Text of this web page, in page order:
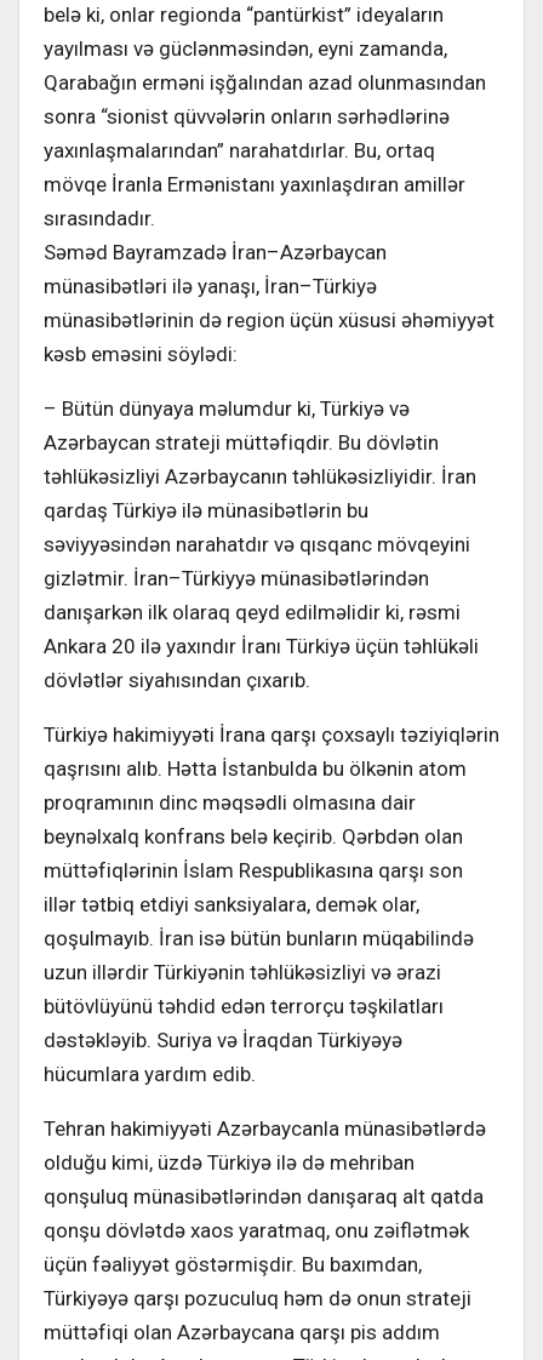
belə ki, onlar regionda “pantürkist” ideyaların
yayılması və güclənməsindən, eyni zamanda,
Qarabağın erməni işğalından azad olunmasından
sonra “sionist qüvvələrin onların sərhədlərinə
yaxınlaşmalarından” narahatdırlar. Bu, ortaq
mövqe İranla Ermənistanı yaxınlaşdıran amillər
sırasındadır.
Səməd Bayramzadə İran–Azərbaycan
münasibətləri ilə yanaşı, İran–Türkiyə
münasibətlərinin də region üçün xüsusi əhəmiyyət
kəsb eməsini söylədi:
– Bütün dünyaya məlumdur ki, Türkiyə və
Azərbaycan strateji müttəfiqdir. Bu dövlətin
təhlükəsizliyi Azərbaycanın təhlükəsizliyidir. İran
qardaş Türkiyə ilə münasibətlərin bu
səviyyəsindən narahatdır və qısqanc mövqeyini
gizlətmir. İran–Türkiyyə münasibətlərindən
danışarkən ilk olaraq qeyd edilməlidir ki, rəsmi
Ankara 20 ilə yaxındır İranı Türkiyə üçün təhlükəli
dövlətlər siyahısından çıxarıb.
Türkiyə hakimiyyəti İrana qarşı çoxsaylı təziyiqlərin
qaşrısını alıb. Hətta İstanbulda bu ölkənin atom
proqramının dinc məqsədli olmasına dair
beynəlxalq konfrans belə keçirib. Qərbdən olan
müttəfiqlərinin İslam Respublikasına qarşı son
illər tətbiq etdiyi sanksiyalara, demək olar,
qoşulmayıb. İran isə bütün bunların müqabilində
uzun illərdir Türkiyənin təhlükəsizliyi və ərazi
bütövlüyünü təhdid edən terrorçu təşkilatları
dəstəkləyib. Suriya və İraqdan Türkiyəyə
hücumlara yardım edib.
Tehran hakimiyyəti Azərbaycanla münasibətlərdə
olduğu kimi, üzdə Türkiyə ilə də mehriban
qonşuluq münasibətlərindən danışaraq alt qatda
qonşu dövlətdə xaos yaratmaq, onu zəiflətmək
üçün fəaliyyət göstərmişdir. Bu baxımdan,
Türkiyəyə qarşı pozuculuq həm də onun strateji
müttəfiqi olan Azərbaycana qarşı pis addım